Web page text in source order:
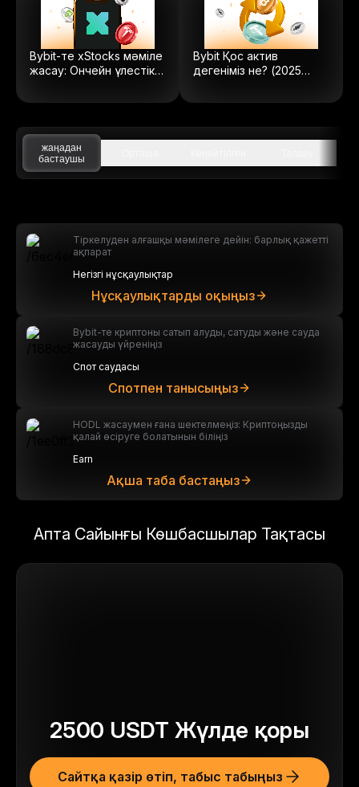
Bybit-те xStocks мәміле
жасау: Ончейн үлестік
Bybit Қос актив
дегеніміз не? (2025
жаңадан
бастаушы
Тіркелуден алғашқы мәмілеге дейін: барлық қажетті
ақпарат
Негізгі нұсқаулықтар
Нұсқаулықтарды оқыңыз
Bybit-те криптоны сатып алуды, сатуды және сауда
жасауды үйреніңіз
Спот саудасы
Спотпен танысыңыз
HODL жасаумен ғана шектелмеңіз: Криптоңызды
қалай өсіруге болатынын біліңіз
Earn
Ақша таба бастаңыз
Апта Сайынғы Көшбасшылар Тақтасы
2500 USDT Жүлде қоры
Сайтқа қазір өтіп, табыс табыңыз